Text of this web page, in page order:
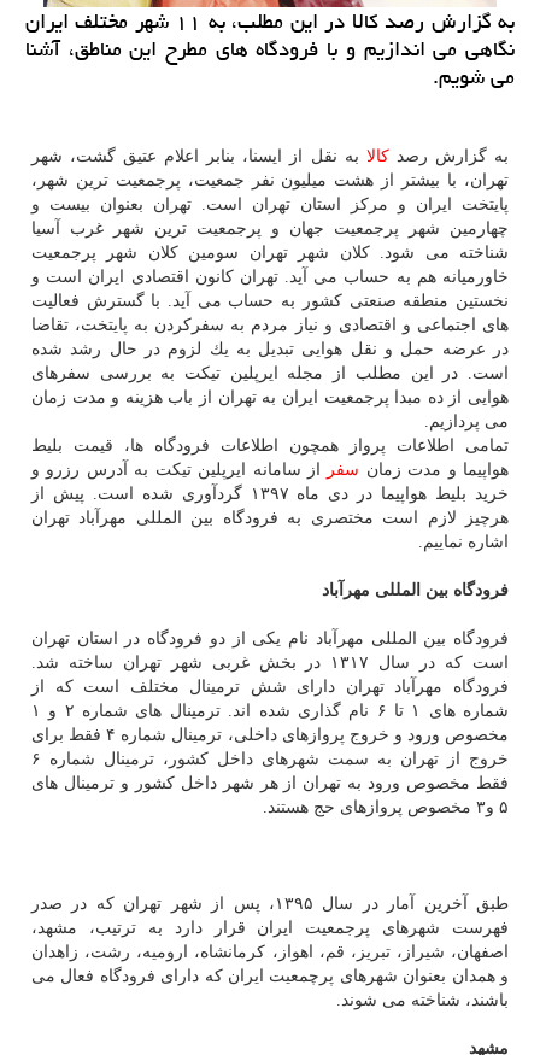
به گزارش رصد كالا در این مطلب، به ۱۱ شهر مختلف ایران
نگاهی می اندازیم و با فرودگاه های مطرح این مناطق، آشنا
می شویم.
به گزارش رصدكالا به نقل از ایسنا، بنابر اعلام عتیق گشت، شهر
تهران، با بیشتر از هشت میلیون نفر جمعیت، پرجمعیت ترین شهر،
پایتخت ایران و مركز استان تهران است. تهران بعنوان بیست و
چهارمین شهر پرجمعیت جهان و پرجمعیت ترین شهر غرب آسیا
شناخته می شود. كلان شهر تهران سومین كلان شهر پرجمعیت
خاورمیانه هم به حساب می آید. تهران كانون اقتصادی ایران است و
نخستین منطقه صنعتی كشور به حساب می آید. با گسترش فعالیت
های اجتماعی و اقتصادی و نیاز مردم به سفركردن به پایتخت، تقاضا
در عرضه حمل و نقل هوایی تبدیل به یك لزوم در حال رشد شده
است. در این مطلب از مجله ایرپلین تیكت به بررسی سفرهای
هوایی از ده مبدا پرجمعیت ایران به تهران از باب هزینه و مدت زمان
می پردازیم.
تمامی اطلاعات پرواز همچون اطلاعات فرودگاه ها، قیمت بلیط
هواپیما و مدت زمان سفر
از سامانه ایرپلین تیكت به آدرس رزرو و
خرید بلیط هواپیما در دی ماه ۱۳۹۷ گردآوری شده است. پیش از
هرچیز لازم است مختصری به فرودگاه بین المللی مهرآباد تهران
اشاره نماییم.
فرودگاه بین المللی مهرآباد
فرودگاه بین المللی مهرآباد نام یكی از دو فرودگاه در استان تهران
است كه در سال ۱۳۱۷ در بخش غربی شهر تهران ساخته شد.
فرودگاه مهرآباد تهران دارای شش ترمینال مختلف است كه از
شماره های ۱ تا ۶ نام گذاری شده اند. ترمینال های شماره ۲ و ۱
مخصوص ورود و خروج پروازهای داخلی، ترمینال شماره ۴ فقط برای
خروج از تهران به سمت شهرهای داخل كشور، ترمینال شماره ۶
فقط مخصوص ورود به تهران از هر شهر داخل كشور و ترمینال های
۵ و۳ مخصوص پروازهای حج هستند.
طبق آخرین آمار در سال ۱۳۹۵، پس از شهر تهران كه در صدر
فهرست شهرهای پرجمعیت ایران قرار دارد به ترتیب، مشهد،
اصفهان، شیراز، تبریز، قم، اهواز، كرمانشاه، ارومیه، رشت، زاهدان
و همدان بعنوان شهرهای پرچمعیت ایران كه دارای فرودگاه فعال می
باشند، شناخته می شوند.
مشهد